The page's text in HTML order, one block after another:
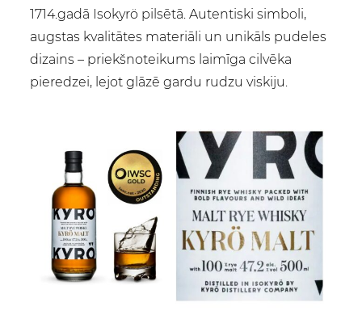
1714.gadā Isokyrö pilsētā. Autentiski simboli,
augstas kvalitātes materiāli un unikāls pudeles
dizains – priekšnoteikums laimīga cilvēka
pieredzei, lejot glāzē gardu rudzu viskiju.